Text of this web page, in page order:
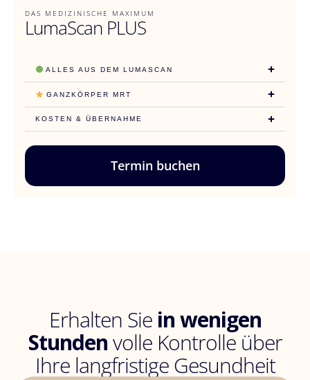
DAS MEDIZINISCHE MAXIMUM
LumaScan PLUS
ALLES AUS DEM LUMASCAN
GANZKÖRPER MRT
KOSTEN & ÜBERNAHME
Termin buchen
Erhalten Sie in wenigen
Stundenvolle Kontrolle über
Ihre langfristige Gesundheit